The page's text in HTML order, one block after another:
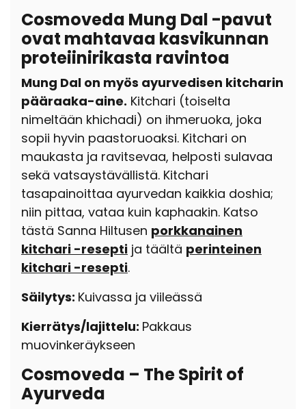
Cosmoveda Mung Dal -pavut
ovat mahtavaa kasvikunnan
proteiinirikasta ravintoa
Mung Dal on myös ayurvedisen kitcharin
pääraaka-aine. Kitchari (toiselta
nimeltään khichadi) on ihmeruoka, joka
sopii hyvin paastoruoaksi. Kitchari on
maukasta ja ravitsevaa, helposti sulavaa
sekä vatsaystävällistä. Kitchari
tasapainoittaa ayurvedan kaikkia doshia;
niin pittaa, vataa kuin kaphaakin. Katso
tästä Sanna Hiltusen porkkanainen
kitchari -resepti ja täältä perinteinen
kitchari -resepti.
Säilytys: Kuivassa ja viileässä
Kierrätys/lajittelu: Pakkaus
muovinkeräykseen
Cosmoveda – The Spirit of
Ayurveda